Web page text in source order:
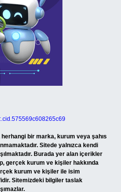
bir marka, kurum veya şahıs
Sitede yalnızca kendi
Burada yer alan içerikler
gerçek kurum ve kişiler hakkında
kurum ve kişiler ile isim
Sitemizdeki bilgiler taslak